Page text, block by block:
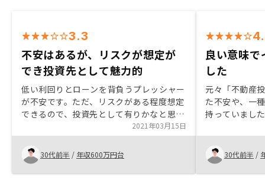
3.3
不安はあるが、リスクが想定が
でき投資先として魅力的
低い利回りとローンを背負うプレッシャー
が不安です。ただ、リスクがある程度想定
できるので、投資先として有りかなと思い
2021年03月15日
30代前半 / 年収600万円台
良い意味
した
元々「不動産
た不安や、一
持っていまし
えるにあたり
のがきっかけ
ような情報も
てくださった
30代前半 /